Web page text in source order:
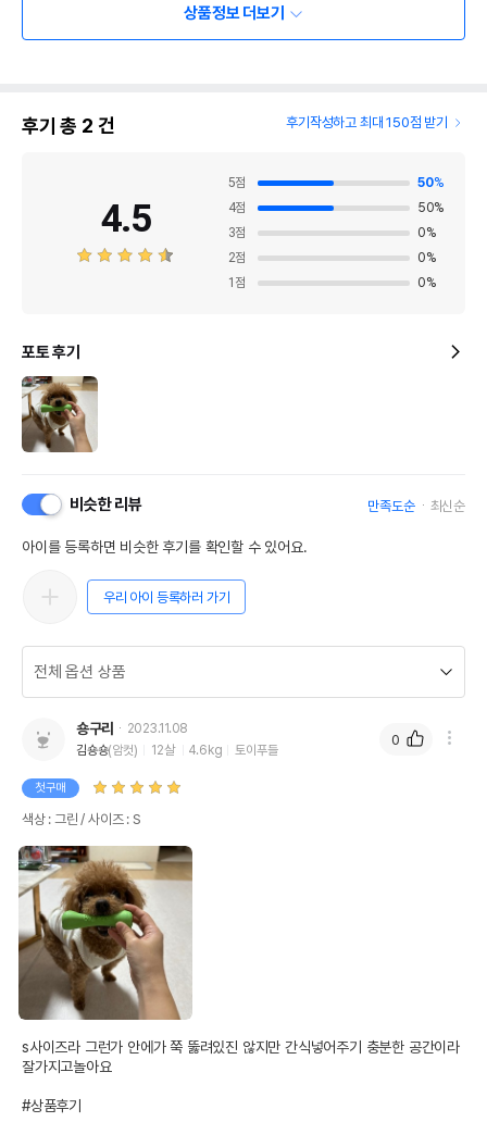
상품정보 더보기
후기 총 2 건 후기작성하고 최대 150점 받기
4.5
5점 50%
4점 50%
3점 0%
2점 0%
1 점 0%
포토 후기
비슷한 리뷰 만족도순 최신순
아이를 등록하면 비슷한 후기를 확인할 수 있어요.
우리 아이 등록하러 가기
숑구리
2023.11.08
김숑숑(암컷) 12살 4.6kg 토이푸들
첫구매
색상 : 그린 / 사이즈 : S
s사이즈라 그런가 안에가 쭉 뚫려있진 않지만 간식넣어주기 충분한 공간이라
잘가지고놀아요
#상품후기
0